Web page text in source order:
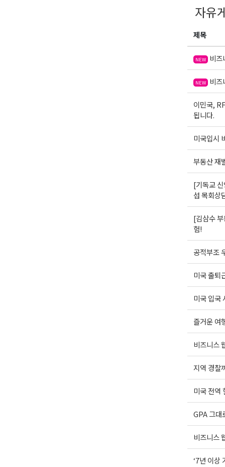
자유
제목
NEW 비즈
NEW 비즈
이민국,
됩니다.
미국입시
부동산 재
[기독교
섭 목회상
[김삼수
험!
공적부조
미국 출퇴
미국 입국
즐거운
비즈니스
지역 경찰
미국 전역
GPA 그대
비즈니스
‘7년 이상